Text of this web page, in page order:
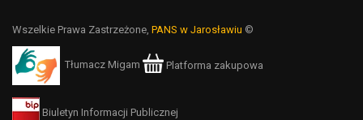
Wszelkie Prawa Zastrzeżone, PANS w Jarosławiu ©
Tłumacz Migam Platforma zakupowa
Biuletyn Informacji Publicznej